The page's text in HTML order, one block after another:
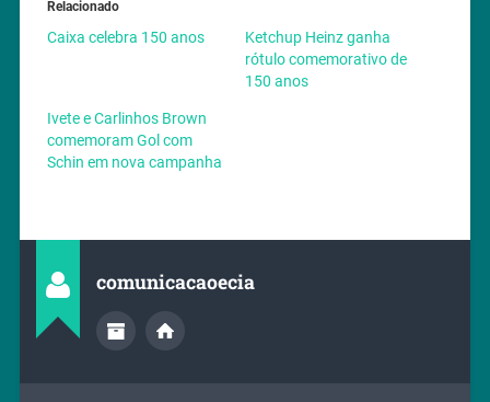
Relacionado
Caixa celebra 150 anos
Ketchup Heinz ganha
rótulo comemorativo de
150 anos
Ivete e Carlinhos Brown
comemoram Gol com
Schin em nova campanha
comunicacaoecia